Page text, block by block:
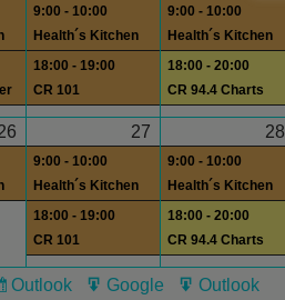
9:00 - 10:00
Health´s Kitchen
18:00 - 19:00
CR 101
9:00 - 10:00
Health´s Kitchen
18:00 - 20:00
CR 94.4 Charts
27
9:00 - 10:00
Health´s Kitchen
18:00 - 19:00
CR 101
28
9:00 - 10:00
Health´s Kitchen
18:00 - 20:00
CR 94.4 Charts
Subscribe
Outlook
Export
Google
Export
Outlook